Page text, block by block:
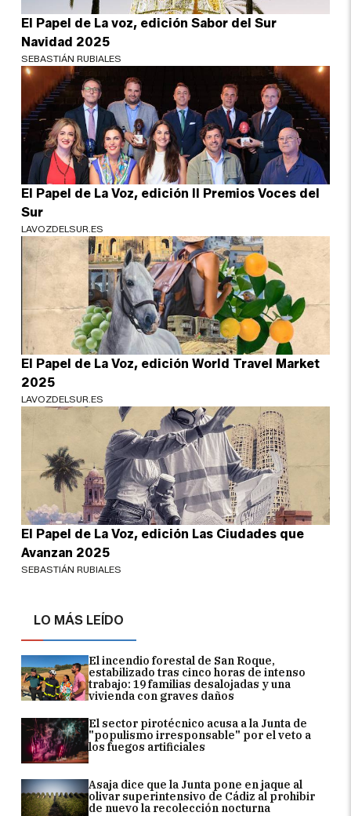
LO MÁS LEÍDO
El incendio forestal de San Roque,
estabilizado tras cinco horas de intenso
trabajo: 19 familias desalojadas y una
vivienda con graves daños
El sector pirotécnico acusa a la Junta de
"populismo irresponsable" por el veto a
los fuegos artificiales
Asaja dice que la Junta pone en jaque al
olivar superintensivo de Cádiz al prohibir
de nuevo la recolección nocturna
El Papel de La voz, edición Sabor del Sur
Navidad 2025
SEBASTIÁN RUBIALES
El Papel de La Voz, edición II Premios Voces del
Sur
LAVOZDELSUR.ES
El Papel de La Voz, edición World Travel Market
2025
LAVOZDELSUR.ES
El Papel de La Voz, edición Las Ciudades que
Avanzan 2025
SEBASTIÁN RUBIALES